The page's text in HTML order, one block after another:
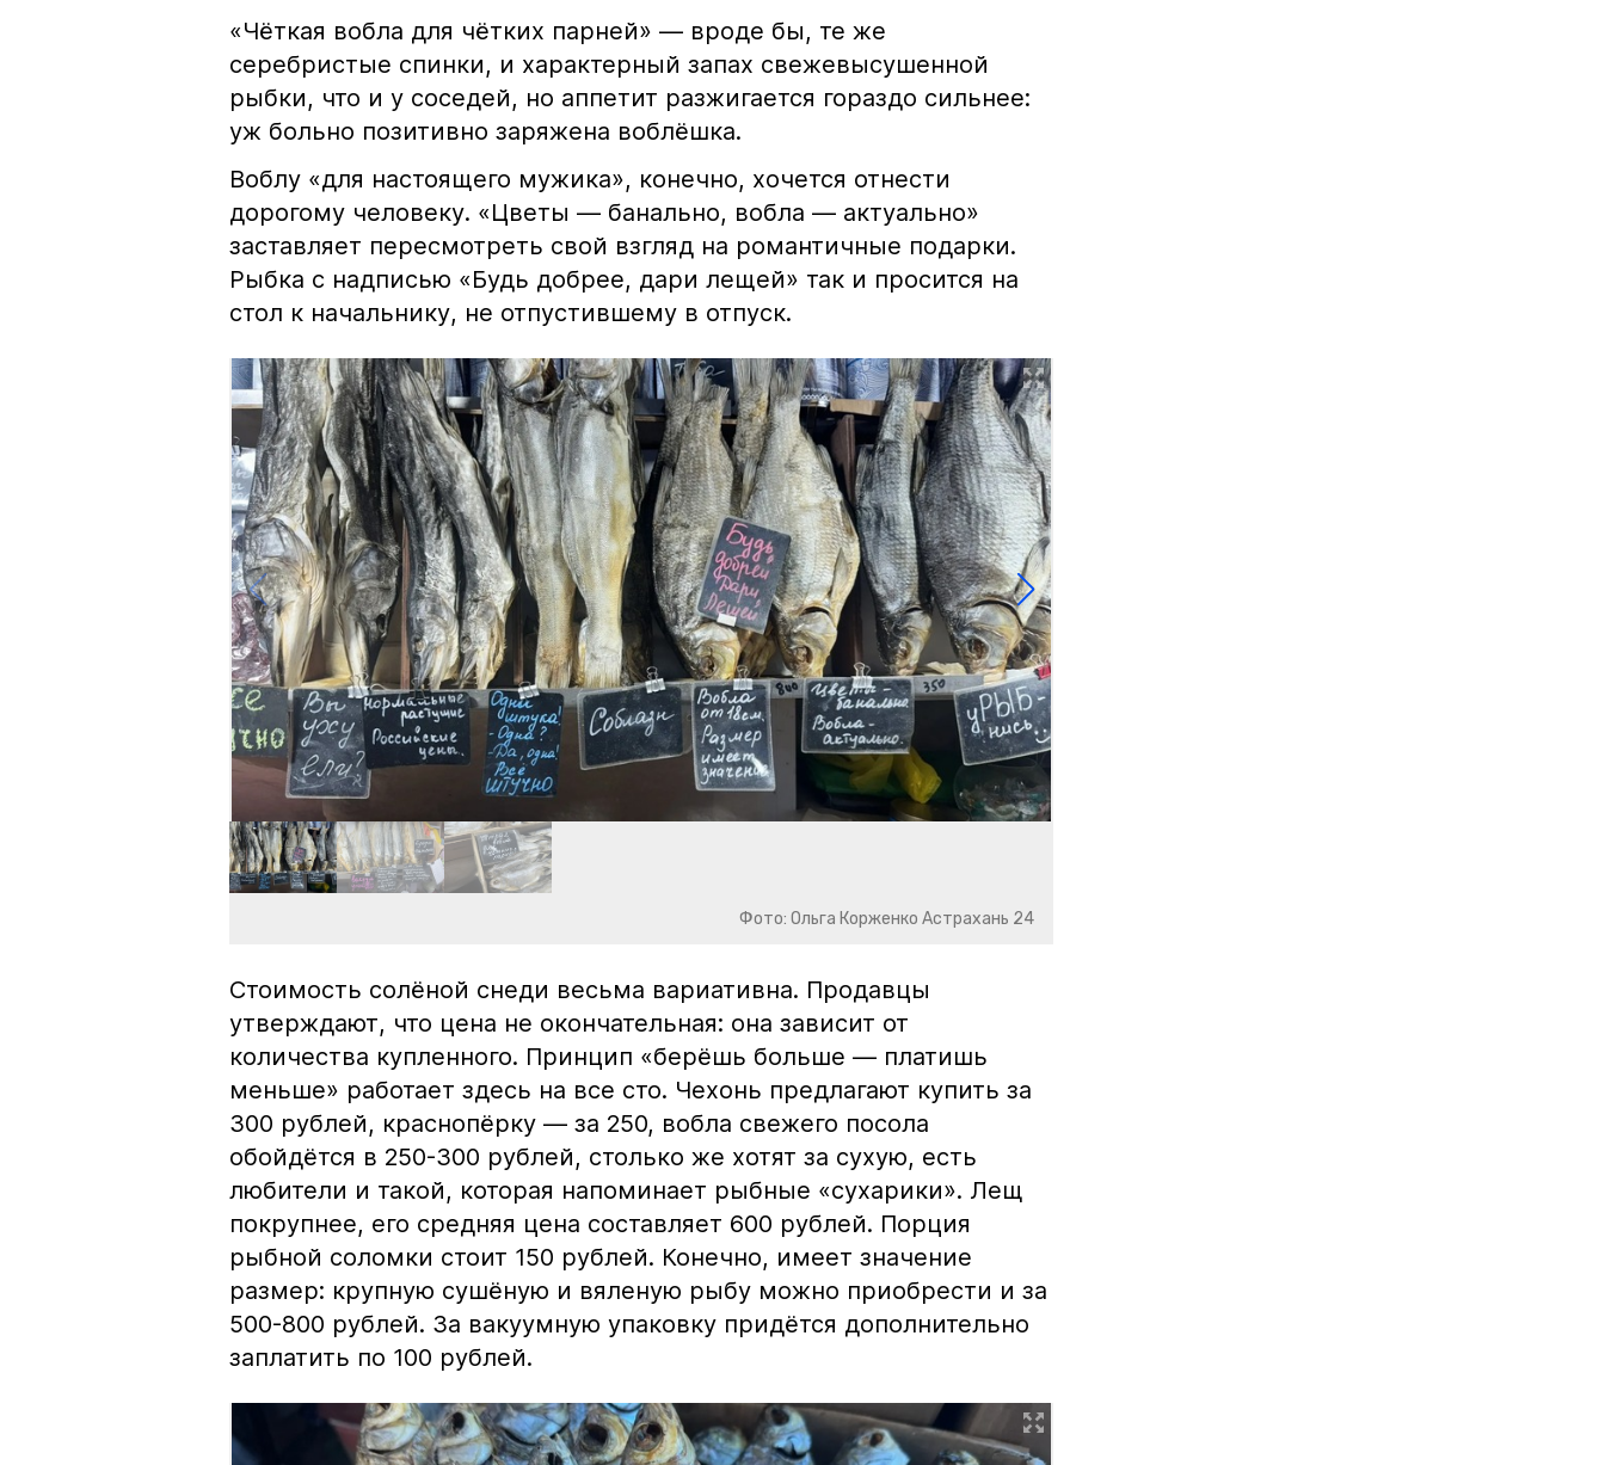
«Чёткая вобла для чётких парней» — вроде бы, те же
серебристые спинки, и характерный запах свежевысушенной
рыбки, что и у соседей, но аппетит разжигается гораздо сильнее:
уж больно позитивно заряжена воблёшка.
Воблу «для настоящего мужика», конечно, хочется отнести
дорогому человеку. «Цветы — банально, вобла — актуально»
заставляет пересмотреть свой взгляд на романтичные подарки.
Рыбка с надписью «Будь добрее, дари лещей» так и просится на
стол к начальнику, не отпустившему в отпуск.
Фото: Ольга Корженко Астрахань 24
Стоимость солёной снеди весьма вариативна. Продавцы
утверждают, что цена не окончательная: она зависит от
количества купленного. Принцип «берёшь больше — платишь
меньше» работает здесь на все сто. Чехонь предлагают купить за
300 рублей, краснопёрку — за 250, вобла свежего посола
обойдётся в 250-300 рублей, столько же хотят за сухую, есть
любители и такой, которая напоминает рыбные «сухарики». Лещ
покрупнее, его средняя цена составляет 600 рублей. Порция
рыбной соломки стоит 150 рублей. Конечно, имеет значение
размер: крупную сушёную и вяленую рыбу можно приобрести и за
500-800 рублей. За вакуумную упаковку придётся дополнительно
заплатить по 100 рублей.